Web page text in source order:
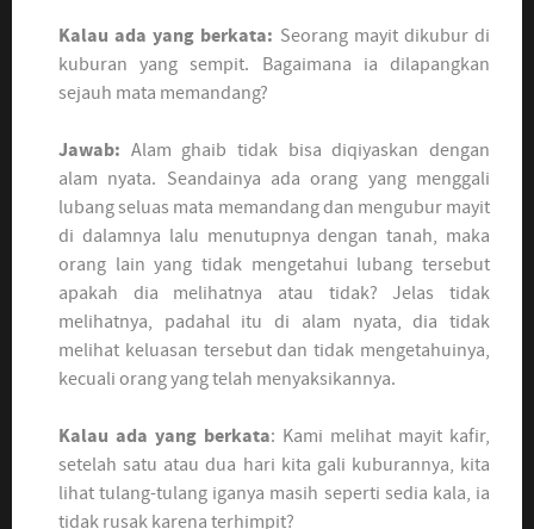
Kalau ada yang berkata: Seorang mayit dikubur di
kuburan yang sempit. Bagaimana ia dilapangkan
sejauh mata memandang?
Jawab: Alam ghaib tidak bisa diqiyaskan dengan
alam nyata. Seandainya ada orang yang menggali
lubang seluas mata memandang dan mengubur mayit
di dalamnya lalu menutupnya dengan tanah, maka
orang lain yang tidak mengetahui lubang tersebut
apakah dia melihatnya atau tidak? Jelas tidak
melihatnya, padahal itu di alam nyata, dia tidak
melihat keluasan tersebut dan tidak mengetahuinya,
kecuali orang yang telah menyaksikannya.
Kalau ada yang berkata: Kami melihat mayit kafir,
setelah satu atau dua hari kita gali kuburannya, kita
lihat tulang-tulang iganya masih seperti sedia kala, ia
tidak rusak karena terhimpit?